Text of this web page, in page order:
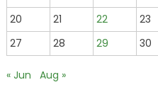
20
21 22 23
27
28 29 30
« Jun Aug »